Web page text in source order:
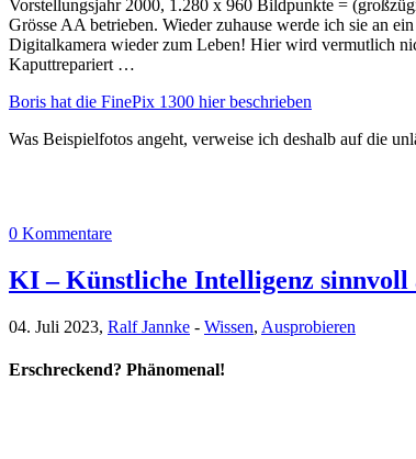
Vorstellungsjahr 2000, 1.280 x 960 Bildpunkte =
Grösse AA betrieben. Wieder zuhause werde ich sie an
Digitalkamera wieder zum Leben! Hier wird vermutlich
Kaputtrepariert …
Boris hat die FinePix 1300 hier beschrieben
Was Beispielfotos angeht, verweise ich deshalb auf die
0 Kommentare
KI – Künstliche Intelligenz sinnvoll
04. Juli 2023, Ralf Jannke - Wissen, Ausprobieren
Erschreckend? Phänomenal!